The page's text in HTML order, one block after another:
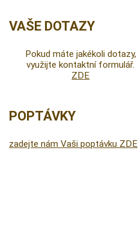
VAŠE DOTAZY
Pokud máte jakékoli dotazy,
využijte kontaktní formulář.
ZDE
POPTÁVKY
zadejte nám Vaši poptávku ZDE